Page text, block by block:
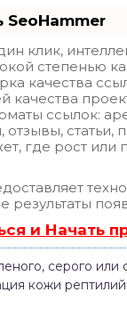
SeoHammer
клик,
степенью
качества
качества
ссылок:
статьи,
где рост или
результаты
и Начать
серого
кожи